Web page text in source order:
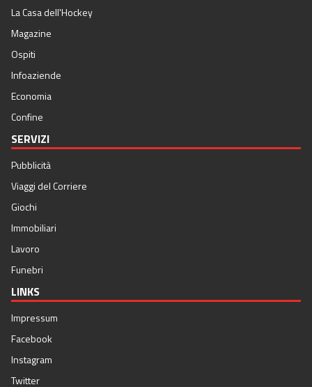
La Casa dell'Hockey
Magazine
Ospiti
Infoaziende
Economia
Confine
SERVIZI
Pubblicità
Viaggi del Corriere
Giochi
Immobiliari
Lavoro
Funebri
LINKS
Impressum
Facebook
Instagram
Twitter